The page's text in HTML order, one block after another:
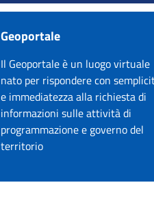
Geoportale
Il Geoportale è un luogo virtuale
nato per rispondere con
e immediatezza alla richiesta di
informazioni sulle attività di
programmazione e governo del
territorio